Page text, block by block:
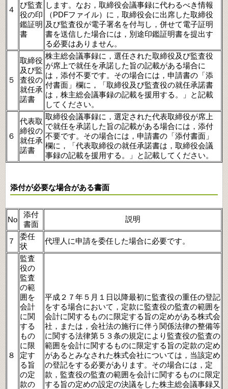
４
び監査
役の印
鑑証明
書
します。なお，取締役会議事録に代わるべき情報
（PDFファイル）に，取締役会に出席した取締役
及び監査役が電子署名を付与し，併せて電子証明
書を送信した場合には，別途印鑑証明書を提出す
る必要はありません。
５
取締役
及び監
査役の
就任承
諾書
株主総会議事録に，選任された取締役及び監査役
が席上で就任を承諾した旨の記載がある場合に
は，添付不要です。その場合には，申請書の「添
付書面」欄に，「取締役及び監査役の就任承諾書
は，株主総会議事録の記載を援用する。」と記載
してください。
６
代表取
締役の
就任承
諾書
取締役会議事録に，選定された代表取締役が席上
で就任を承諾した旨の記載がある場合には，添付
不要です。その場合には，申請書の「添付書面」
欄に，「代表取締役の就任承諾書は，取締役会議
事録の記載を援用する。」と記載してください。
添付が必要な場合がある書面
No
添付
書面
説明
７
委任
状
代理人に申請を委任した場合に必要です。
８
監査
役の
監査
の範
囲を
会計
に関
する
もの
に限
定す
る旨
の定
款の
平成２７年５月１日以降最初に監査役の重任の登記
をする場合において，定款に監査役の監査の範囲を
会計に関するものに限定する旨の定めがある株式会
社，または，会社法の施行に伴う関係法律の整備等
に関する法律第５３条の規定により監査役の監査の
範囲を会計に関するものに限定する旨の定款の定め
があるとみなされた株式会社については，当該定め
の登記をする必要があります。その場合には，定
款，監査役の監査の範囲を会計に関するものに限定
する旨の定めの設定の決議をした株主総会議事録又